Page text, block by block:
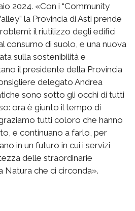
2024. «Con i “Community
la Provincia di Asti prende
il riutilizzo degli edifici
consumo di suolo, e una nuova
sulla sostenibilità e
il presidente della Provincia
delegato Andrea
sono sotto gli occhi di tutti
ora è giunto il tempo di
tutti coloro che hanno
e continuano a farlo, per
in un futuro in cui i servizi
delle straordinarie
Natura che ci circonda».